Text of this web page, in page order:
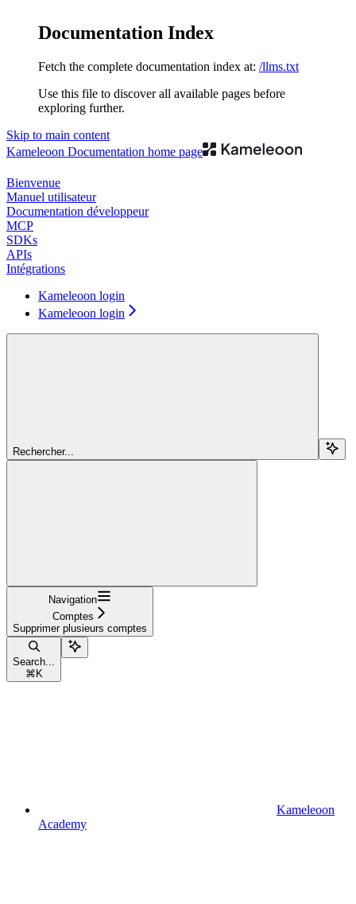
Documentation Index
Fetch the complete documentation index at: /llms.txt
Use this file to discover all available pages before
exploring further.
Skip to main content
Kameleoon Documentation home page
Bienvenue
Manuel utilisateur
Documentation développeur
MCP
SDKs
APIs
Intégrations
Kameleoon login
Kameleoon login
Rechercher...
Navigation
Comptes
Supprimer plusieurs comptes
Search...
⌘ K
Kameleoon
Academy